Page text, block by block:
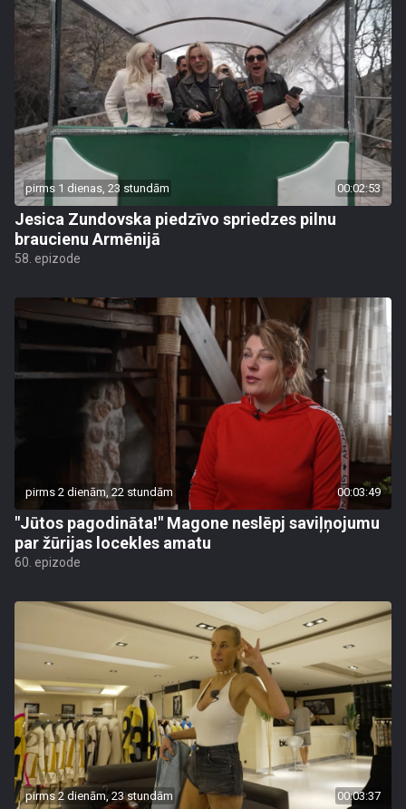
pirms 1 dienas, 23 stundām 00:02:53
Jesica Zundovska piedzīvo spriedzes pilnu
braucienu Armēnijā
58. epizode
pirms 2 dienām, 22 stundām 00:03:49
"Jūtos pagodināta!" Magone neslēpj saviļņojumu
par žūrijas locekles amatu
60. epizode
pirms 2 dienām, 23 stundām 00:03:37